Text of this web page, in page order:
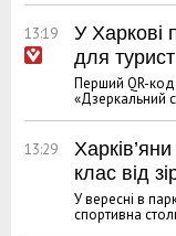
13:19
У Харкові
для
Перший QR-код
«Дзеркальний
13:29
клас від
У вересні в
спортивна